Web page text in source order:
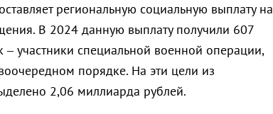
региональную социальную выплату на
В 2024 данную выплату получили 607
участники специальной военной операции,
порядке. На эти цели из
2,06 миллиарда рублей.